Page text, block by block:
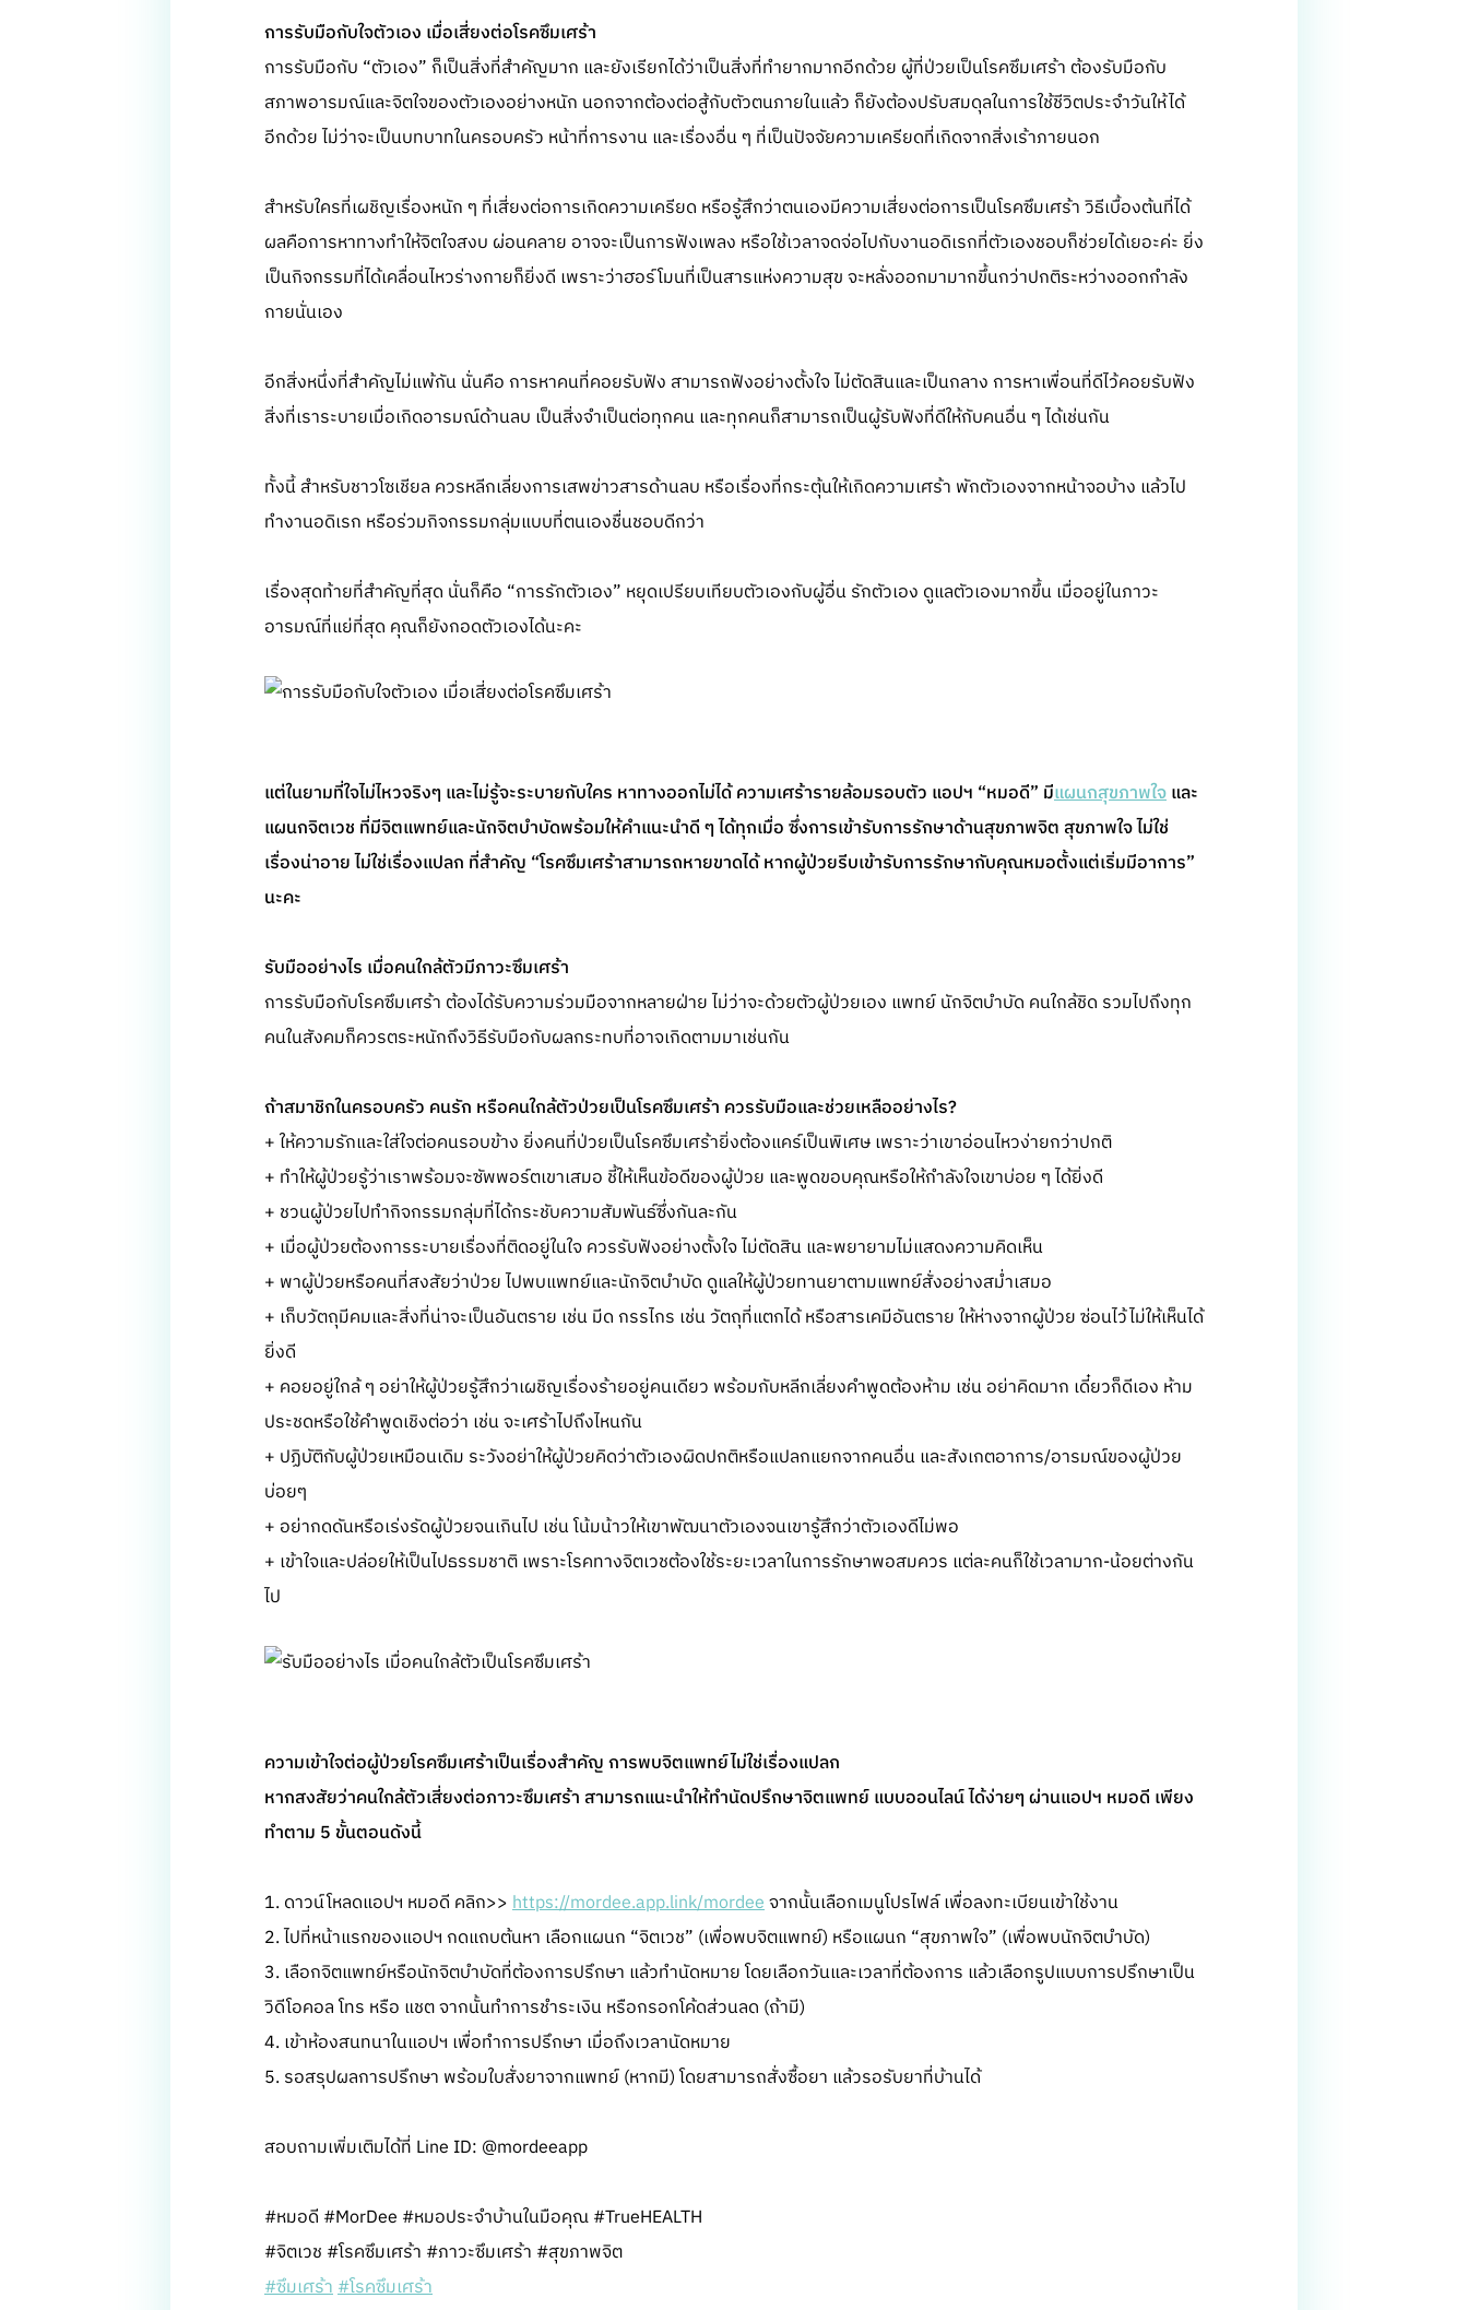
การรับมือกับใจตัวเอง เมื่อเสี่ยงต่อโรคซึมเศร้า
การรับมือกับ “ตัวเอง” ก็เป็นสิ่งที่สำคัญมาก และยังเรียกได้ว่าเป็นสิ่งที่ทำยากมากอีกด้วย ผู้ที่ป่วยเป็นโรคซึมเศร้า ต้องรับมือกับ
สภาพอารมณ์และจิตใจของตัวเองอย่างหนัก นอกจากต้องต่อสู้กับตัวตนภายในแล้ว ก็ยังต้องปรับสมดุลในการใช้ชีวิตประจำวันให้ได้
อีกด้วย ไม่ว่าจะเป็นบทบาทในครอบครัว หน้าที่การงาน และเรื่องอื่น ๆ ที่เป็นปัจจัยความเครียดที่เกิดจากสิ่งเร้าภายนอก
สำหรับใครที่เผชิญเรื่องหนัก ๆ ที่เสี่ยงต่อการเกิดความเครียด หรือรู้สึกว่าตนเองมีความเสี่ยงต่อการเป็นโรคซึมเศร้า วิธีเบื้องต้นที่ได้
ผลคือการหาทางทำให้จิตใจสงบ ผ่อนคลาย อาจจะเป็นการฟังเพลง หรือใช้เวลาจดจ่อไปกับงานอดิเรกที่ตัวเองชอบก็ช่วยได้เยอะค่ะ ยิ่ง
เป็นกิจกรรมที่ได้เคลื่อนไหวร่างกายก็ยิ่งดี เพราะว่าฮอร์โมนที่เป็นสารแห่งความสุข จะหลั่งออกมามากขึ้นกว่าปกติระหว่างออกกำลัง
กายนั่นเอง
อีกสิ่งหนึ่งที่สำคัญไม่แพ้กัน นั่นคือ การหาคนที่คอยรับฟัง สามารถฟังอย่างตั้งใจ ไม่ตัดสินและเป็นกลาง การหาเพื่อนที่ดีไว้คอยรับฟัง
สิ่งที่เราระบายเมื่อเกิดอารมณ์ด้านลบ เป็นสิ่งจำเป็นต่อทุกคน และทุกคนก็สามารถเป็นผู้รับฟังที่ดีให้กับคนอื่น ๆ ได้เช่นกัน
ทั้งนี้ สำหรับชาวโซเชียล ควรหลีกเลี่ยงการเสพข่าวสารด้านลบ หรือเรื่องที่กระตุ้นให้เกิดความเศร้า พักตัวเองจากหน้าจอบ้าง แล้วไป
ทำงานอดิเรก หรือร่วมกิจกรรมกลุ่มแบบที่ตนเองชื่นชอบดีกว่า
เรื่องสุดท้ายที่สำคัญที่สุด นั่นก็คือ “การรักตัวเอง” หยุดเปรียบเทียบตัวเองกับผู้อื่น รักตัวเอง ดูแลตัวเองมากขึ้น เมื่ออยู่ในภาวะ
อารมณ์ที่แย่ที่สุด คุณก็ยังกอดตัวเองได้นะคะ
แต่ในยามที่ใจไม่ไหวจริงๆ และไม่รู้จะระบายกับใคร หาทางออกไม่ได้ ความเศร้ารายล้อมรอบตัว แอปฯ “หมอดี” มีแผนกสุขภาพใจและ
แผนกจิตเวช ที่มีจิตแพทย์และนักจิตบำบัดพร้อมให้คำแนะนำดี ๆ ได้ทุกเมื่อ ซึ่งการเข้ารับการรักษาด้านสุขภาพจิต สุขภาพใจ ไม่ใช่
เรื่องน่าอาย ไม่ใช่เรื่องแปลก ที่สำคัญ “โรคซึมเศร้าสามารถหายขาดได้ หากผู้ป่วยรีบเข้ารับการรักษากับคุณหมอตั้งแต่เริ่มมีอาการ”
นะคะ
รับมืออย่างไร เมื่อคนใกล้ตัวมีภาวะซึมเศร้า
การรับมือกับโรคซึมเศร้า ต้องได้รับความร่วมมือจากหลายฝ่าย ไม่ว่าจะด้วยตัวผู้ป่วยเอง แพทย์ นักจิตบำบัด คนใกล้ชิด รวมไปถึงทุก
คนในสังคมก็ควรตระหนักถึงวิธีรับมือกับผลกระทบที่อาจเกิดตามมาเช่นกัน
ถ้าสมาชิกในครอบครัว คนรัก หรือคนใกล้ตัวป่วยเป็นโรคซึมเศร้า ควรรับมือและช่วยเหลืออย่างไร?
+ ให้ความรักและใส่ใจต่อคนรอบข้าง ยิ่งคนที่ป่วยเป็นโรคซึมเศร้ายิ่งต้องแคร์เป็นพิเศษ เพราะว่าเขาอ่อนไหวง่ายกว่าปกติ
+ ทำให้ผู้ป่วยรู้ว่าเราพร้อมจะซัพพอร์ตเขาเสมอ ชี้ให้เห็นข้อดีของผู้ป่วย และพูดขอบคุณหรือให้กำลังใจเขาบ่อย ๆ ได้ยิ่งดี
+ ชวนผู้ป่วยไปทำกิจกรรมกลุ่มที่ได้กระชับความสัมพันธ์ซึ่งกันละกัน
+ เมื่อผู้ป่วยต้องการระบายเรื่องที่ติดอยู่ในใจ ควรรับฟังอย่างตั้งใจ ไม่ตัดสิน และพยายามไม่แสดงความคิดเห็น
+ พาผู้ป่วยหรือคนที่สงสัยว่าป่วย ไปพบแพทย์และนักจิตบำบัด ดูแลให้ผู้ป่วยทานยาตามแพทย์สั่งอย่างสม่ำเสมอ
+ เก็บวัตถุมีคมและสิ่งที่น่าจะเป็นอันตราย เช่น มีด กรรไกร เช่น วัตถุที่แตกได้ หรือสารเคมีอันตราย ให้ห่างจากผู้ป่วย ซ่อนไว้ไม่ให้เห็นได้
ยิ่งดี
+ คอยอยู่ใกล้ ๆ อย่าให้ผู้ป่วยรู้สึกว่าเผชิญเรื่องร้ายอยู่คนเดียว พร้อมกับหลีกเลี่ยงคำพูดต้องห้าม เช่น อย่าคิดมาก เดี๋ยวก็ดีเอง ห้าม
ประชดหรือใช้คำพูดเชิงต่อว่า เช่น จะเศร้าไปถึงไหนกัน
+ ปฏิบัติกับผู้ป่วยเหมือนเดิม ระวังอย่าให้ผู้ป่วยคิดว่าตัวเองผิดปกติหรือแปลกแยกจากคนอื่น และสังเกตอาการ/อารมณ์ของผู้ป่วย
บ่อยๆ
+ อย่ากดดันหรือเร่งรัดผู้ป่วยจนเกินไป เช่น โน้มน้าวให้เขาพัฒนาตัวเองจนเขารู้สึกว่าตัวเองดีไม่พอ
+ เข้าใจและปล่อยให้เป็นไปธรรมชาติ เพราะโรคทางจิตเวชต้องใช้ระยะเวลาในการรักษาพอสมควร แต่ละคนก็ใช้เวลามาก-น้อยต่างกัน
ไป
ความเข้าใจต่อผู้ป่วยโรคซึมเศร้าเป็นเรื่องสำคัญ การพบจิตแพทย์ไม่ใช่เรื่องแปลก
หากสงสัยว่าคนใกล้ตัวเสี่ยงต่อภาวะซึมเศร้า สามารถแนะนำให้ทำนัดปรึกษาจิตแพทย์ แบบออนไลน์ ได้ง่ายๆ ผ่านแอปฯ หมอดี เพียง
ทำตาม 5 ขั้นตอนดังนี้
1. ดาวน์โหลดแอปฯ หมอดี คลิก>>https://mordee.app.link/mordeeจากนั้นเลือกเมนูโปรไฟล์ เพื่อลงทะเบียนเข้าใช้งาน
2. ไปที่หน้าแรกของแอปฯ กดแถบต้นหา เลือกแผนก “จิตเวช” (เพื่อพบจิตแพทย์) หรือแผนก “สุขภาพใจ” (เพื่อพบนักจิตบำบัด)
3. เลือกจิตแพทย์หรือนักจิตบำบัดที่ต้องการปรึกษา แล้วทำนัดหมาย โดยเลือกวันและเวลาที่ต้องการ แล้วเลือกรูปแบบการปรึกษาเป็น
วิดีโอคอล โทร หรือ แชต จากนั้นทำการชำระเงิน หรือกรอกโค้ดส่วนลด (ถ้ามี)
4. เข้าห้องสนทนาในแอปฯ เพื่อทำการปรึกษา เมื่อถึงเวลานัดหมาย
5. รอสรุปผลการปรึกษา พร้อมใบสั่งยาจากแพทย์ (หากมี) โดยสามารถสั่งซื้อยา แล้วรอรับยาที่บ้านได้
สอบถามเพิ่มเติมได้ที่ Line ID: @mordeeapp
#หมอดี #MorDee #หมอประจำบ้านในมือคุณ #TrueHEALTH
#จิตเวช #โรคซึมเศร้า #ภาวะซึมเศร้า #สุขภาพจิต
#ซึมเศร้า#โรคซึมเศร้า